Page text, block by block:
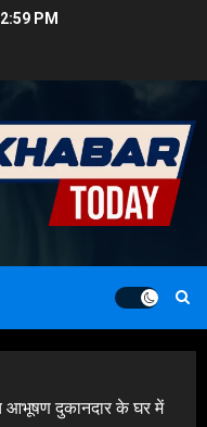
PM
आभूषण दुकानदार के घर में